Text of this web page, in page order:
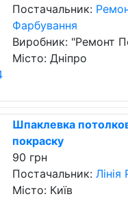
Постачальник:
Фарбування
Виробник: "Ремонт
Місто: Дніпро
Шпаклевка
покраску
90 грн
Постачальник:
Місто: Київ